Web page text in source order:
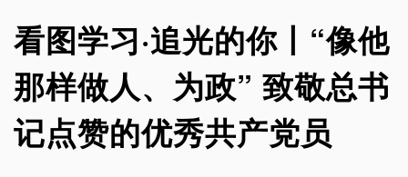
看图学习·追光的你丨“像他
那样做人、为政” 致敬总书
记点赞的优秀共产党员